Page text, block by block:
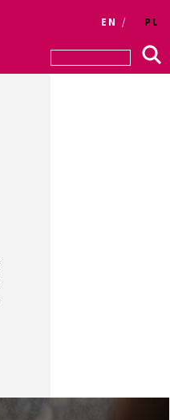
EN PL